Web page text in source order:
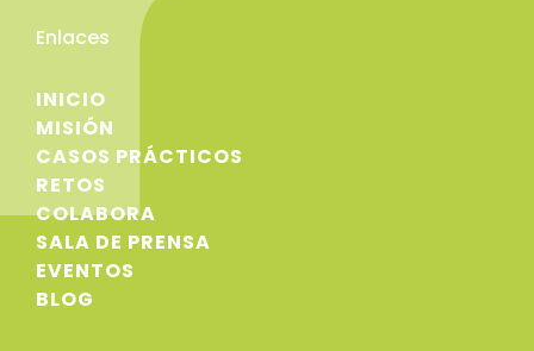
Enlaces
INICIO
MISIÓN
CASOS PRÁCTICOS
RETOS
COLABORA
SALA DE PRENSA
EVENTOS
BLOG